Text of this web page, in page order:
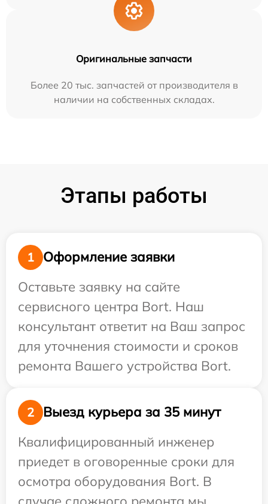
Оригинальные запчасти
Более 20 тыс. запчастей от производителя в
наличии на собственных складах.
Этапы работы
1
Оформление заявки
Оставьте заявку на сайте
сервисного центра Bort. Наш
консультант ответит на Ваш запрос
для уточнения стоимости и сроков
ремонта Вашего устройства Bort.
2
Выезд курьера за 35 минут
Квалифицированный инженер
приедет в оговоренные сроки для
осмотра оборудования Bort. В